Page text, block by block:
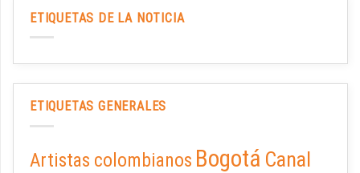
ETIQUETAS DE LA NOTICIA
ETIQUETAS GENERALES
Artistas colombianos Bogotá Canal